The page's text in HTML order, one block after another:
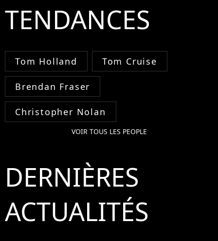
TENDANCES
Tom Holland Tom Cruise
Brendan Fraser
Christopher Nolan
VOIR TOUS LES PEOPLE
DERNIÈRES
ACTUALITÉS